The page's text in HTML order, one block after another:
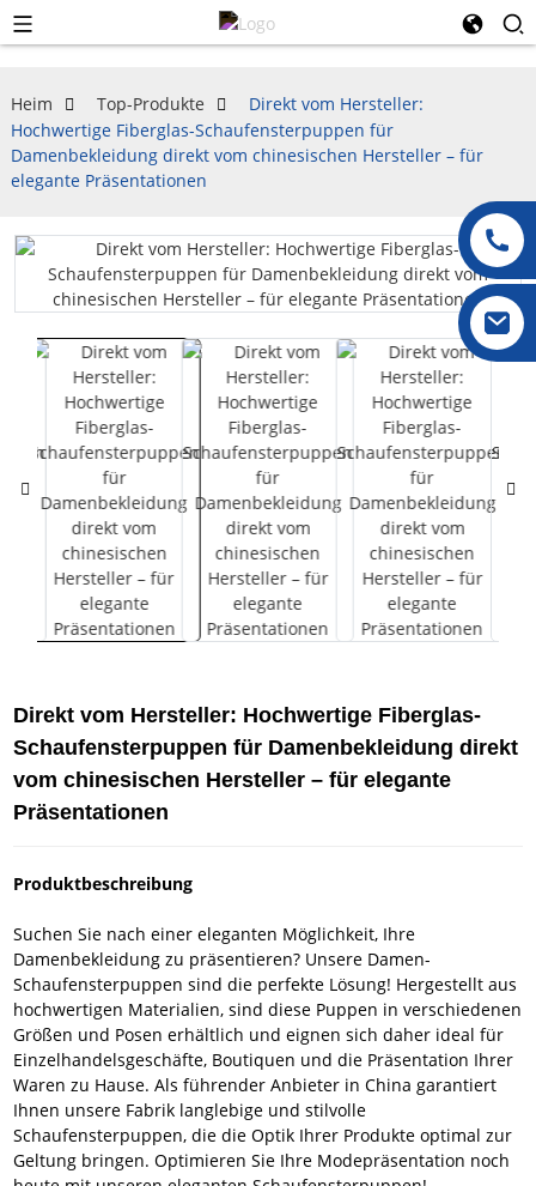
Heim Top-Produkte
Direkt vom Hersteller:
Hochwertige Fiberglas-Schaufensterpuppen für
Damenbekleidung direkt vom chinesischen Hersteller – für
elegante Präsentationen
Direkt vom Hersteller: Hochwertige Fiberglas-
Schaufensterpuppen für Damenbekleidung direkt
vom chinesischen Hersteller – für elegante
Präsentationen
Produktbeschreibung
Suchen Sie nach einer eleganten Möglichkeit, Ihre
Damenbekleidung zu präsentieren? Unsere Damen-
Schaufensterpuppen sind die perfekte Lösung! Hergestellt aus
hochwertigen Materialien, sind diese Puppen in verschiedenen
Größen und Posen erhältlich und eignen sich daher ideal für
Einzelhandelsgeschäfte, Boutiquen und die Präsentation Ihrer
Waren zu Hause. Als führender Anbieter in China garantiert
Ihnen unsere Fabrik langlebige und stilvolle
Schaufensterpuppen, die die Optik Ihrer Produkte optimal zur
Geltung bringen. Optimieren Sie Ihre Modepräsentation noch